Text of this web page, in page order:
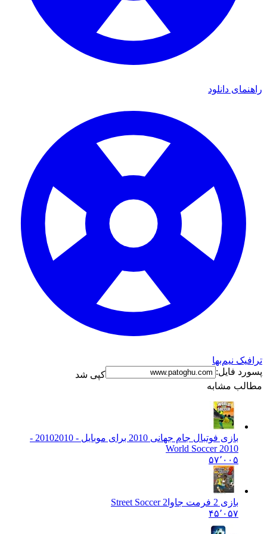
دانلود
نیم‌بها
فایل:
کپی شد
مشابه
بازی فوتبال جام جهانی 2010 برای موبایل - 2010
2010 -
World Soccer 2010
۵۷٬۰۰۵
Street Soccer 2
۴۵٬۰۵۷